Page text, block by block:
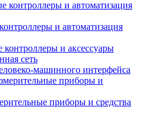
и автоматизация
контроллеры и аксессуары
сеть
машинного интерфейса
приборы и средства